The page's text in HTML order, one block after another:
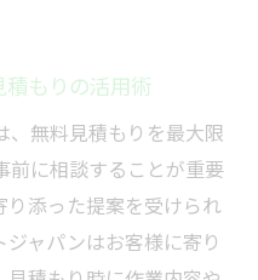
もりの活用術
、無料見積もりを最大限
前に相談することが重要
り添った提案を受けられ
ャパンはお客様に寄り